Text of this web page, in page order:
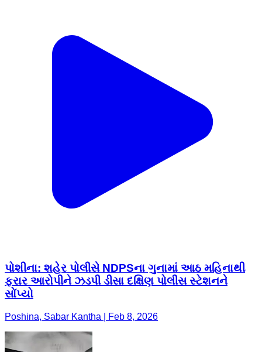
પોશીના: શહેર પોલીસે NDPSના ગુનામાં આઠ મહિનાથી
ફરાર આરોપીને ઝડપી ડીસા દક્ષિણ પોલીસ સ્ટેશનને
સોંપ્યો
Poshina, Sabar Kantha | Feb 8, 2026